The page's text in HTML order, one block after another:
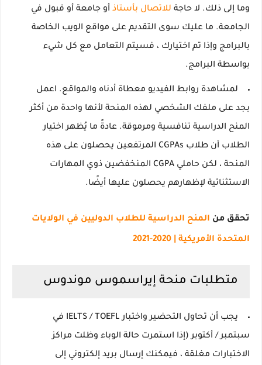
وما إلى ذلك. لا حاجة للاتصال بأستاذ أو جامعة أو قبول في
الجامعة. ما عليك سوى التقديم على مواقع الويب الخاصة
بالبرامج وإذا تم اختيارك ، فسيتم التعامل مع كل شيء
بواسطة البرامج.
لمشاهدة روابط الفيديو معطاة أدناه والمواقع. اعمل
بجد على ملفك الشخصي لهذه المنحة لأنها واحدة من أكثر
المنح الدراسية تنافسية ومرموقة. عادةً ما يُظهر اختيار
الطلاب أن طلاب CGPAs المرتفعين يحصلون على هذه
المنحة ، لكن حاملي CGPA المنخفضين ذوي المهارات
الاستثنائية لإظهارهم يحصلون عليها أيضًا.
تحقق من المنح الدراسية للطلاب الدوليين في الولايات
المتحدة الأمريكية | 2020-2021
متطلبات منحة إيراسموس موندوس
يجب أن تحاول التحضيرواختبارIELTS / TOEFL في
سبتمبر / أكتوبر (إذا استمرت حالة الوباء وظلت مراكز
الاختبارات مغلقة ، فيمكنك إرسال بريد إلكتروني إلى